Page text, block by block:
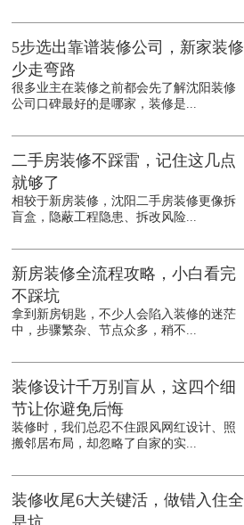
5步选出靠谱装修公司，新家装修
少走弯路
很多业主在装修之前都会先了解沈阳装修
公司口碑最好的是哪家，装修是...
二手房装修不踩雷，记住这几点
就够了
相较于新房装修，沈阳二手房装修更像拆
盲盒，隐蔽工程隐患、拆改风险...
新房装修全流程攻略，小白看完
不踩坑
拿到新房钥匙，不少人会陷入装修的迷茫
中，步骤繁杂、节点众多，稍不...
装修设计千万别盲从，这四个细
节让你避免后悔
装修时，我们总忍不住跟风网红设计、照
搬邻居布局，却忽略了自家的实...
装修收尾6大关键活，做错入住全